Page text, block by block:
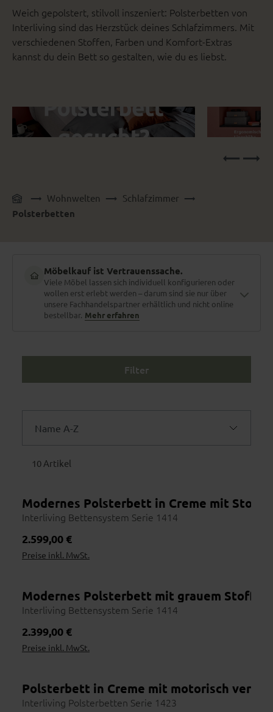
Weich gepolstert, stilvoll inszeniert: Polsterbetten von
Interliving sind das Herzstück deines Schlafzimmers. Mit
verschiedenen Stoffen, Farben und Komfort-Extras
kannst du dein Bett so gestalten, wie du es liebst.
Wohnwelten Schlafzimmer
Polsterbetten
Möbelkauf ist Vertrauenssache.
Viele Möbel lassen sich individuell konfigurieren oder
wollen erst erlebt werden – darum sind sie nur über
unsere Fachhandelspartner erhältlich und nicht online
bestellbar. Mehr erfahren
Stoffe und Holzarten erlebt man nicht am Bildschirm. Polster
Maßgefertigt für dich
Persönlicher Ansprechpartner
Erfahrung.
1 Online entdecken
2 Händler finden
Nutze die Händlersuche
Filter
10 Artikel
Name A-Z
Name A-Z
Preis aufsteigend
Preis absteigend
Topseller
Modernes Polsterbett in Creme mit
Interliving Bettensystem Serie 1414
Regulärer Preis:
2.599,00 €
Preise inkl. MwSt.
Modernes Polsterbett mit grauem
Interliving Bettensystem Serie 1414
Regulärer Preis:
2.399,00 €
Preise inkl. MwSt.
Polsterbett in Creme mit motorisch
Interliving Polsterbetten Serie 1423